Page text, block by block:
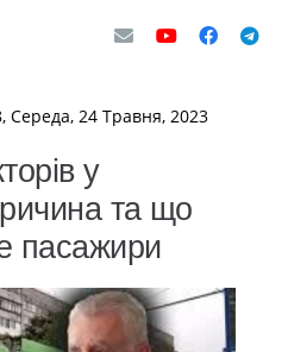
Середа, 24 Травня, 2023
у
та що
пасажири